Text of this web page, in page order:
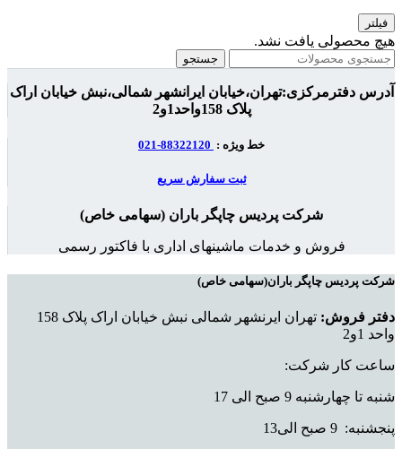
فیلتر
هیچ محصولی یافت نشد.
جستجو
آدرس دفترمرکزی:تهران،خیابان ایرانشهر شمالی،نبش خیابان اراک
پلاک 158واحد1و2
خط ویژه :
ثبت سفارش سریع
شرکت پردیس چاپگر باران (سهامی خاص)
فروش و خدمات ماشینهای اداری با فاکتور رسمی
شرکت پردیس چاپگر باران(سهامی خاص)
دفتر فروش:
تهران ایرنشهر شمالی نبش خیابان اراک پلاک 158
واحد 1و2
ساعت کار شرکت:
شنبه تا چهارشنبه 9 صبح الی 17
پنجشنبه: 9 صبح الی13